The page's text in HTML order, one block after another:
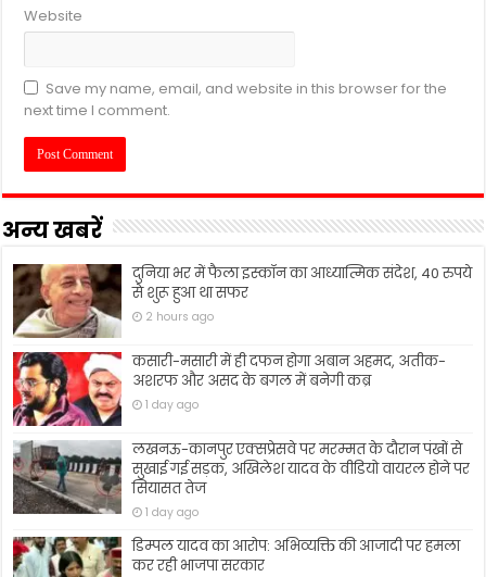
Website
Save my name, email, and website in this browser for the
next time I comment.
अन्य खबरें
दुनिया भर में फैला इस्कॉन का आध्यात्मिक संदेश, 40 रुपये
से शुरू हुआ था सफर
2 hours ago
कसारी-मसारी में ही दफन होगा अबान अहमद, अतीक-
अशरफ और असद के बगल में बनेगी कब्र
1 day ago
लखनऊ-कानपुर एक्सप्रेसवे पर मरम्मत के दौरान पंखों से
सुखाई गई सड़क, अखिलेश यादव के वीडियो वायरल होने पर
सियासत तेज
1 day ago
डिम्पल यादव का आरोप: अभिव्यक्ति की आजादी पर हमला
कर रही भाजपा सरकार